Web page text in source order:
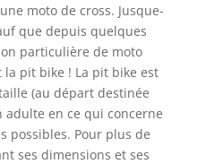
moto de cross. Jusque-
que depuis quelques
particulière de moto
la pit bike ! La pit bike est
(au départ destinée
adulte en ce qui concerne
possibles. Pour plus de
ses dimensions et ses